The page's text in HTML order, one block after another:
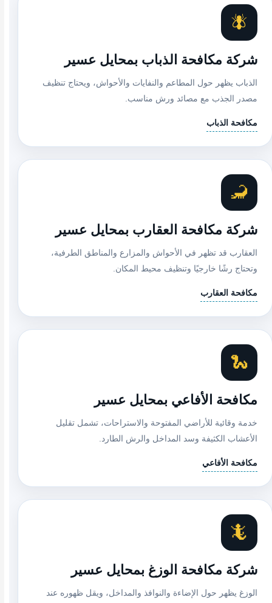
🪰
شركة مكافحة الذباب بمحايل عسير
الذباب يظهر حول المطاعم والنفايات والأحواش، ويحتاج تنظيف
مصدر الجذب مع مصائد ورش مناسب.
مكافحة الذباب
🦂
شركة مكافحة العقارب بمحايل عسير
العقارب قد تظهر في الأحواش والمزارع والمناطق الطرفية،
وتحتاج رشًا خارجيًا وتنظيف محيط المكان.
مكافحة العقارب
🐍
مكافحة الأفاعي بمحايل عسير
خدمة وقائية للأراضي المفتوحة والاستراحات، تشمل تقليل
الأعشاب الكثيفة وسد المداخل والرش الطارد.
مكافحة الأفاعي
🦎
شركة مكافحة الوزغ بمحايل عسير
الوزغ يظهر حول الإضاءة والنوافذ والمداخل، ويقل ظهوره عند